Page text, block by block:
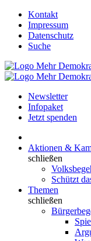
Kontakt
Impressum
Datenschutz
Suche
Newsletter
Infopaket
Jetzt spenden
Aktionen &
schließen
Schützt
Themen
schließen